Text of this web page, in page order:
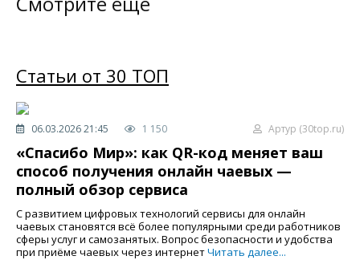
Статьи от 30 ТОП
06.03.2026 21:45 1 150 Артур (30top.ru)
«Спасибо Мир»: как QR-код меняет ваш
способ получения онлайн чаевых —
полный обзор сервиса
С развитием цифровых технологий сервисы для онлайн
чаевых становятся всё более популярными среди работников
сферы услуг и самозанятых. Вопрос безопасности и удобства
при приёме чаевых через интернетЧитать далее...